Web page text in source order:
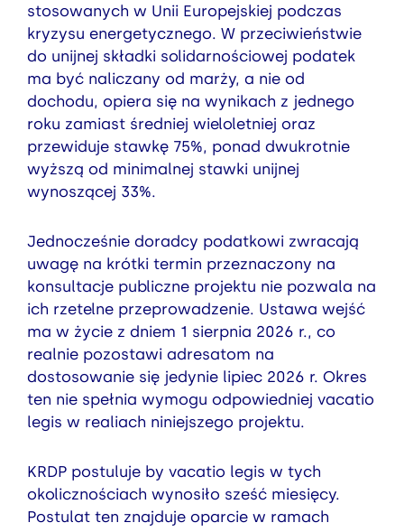
stosowanych w Unii Europejskiej podczas
kryzysu energetycznego. W przeciwieństwie
do unijnej składki solidarnościowej podatek
ma być naliczany od marży, a nie od
dochodu, opiera się na wynikach z jednego
roku zamiast średniej wieloletniej oraz
przewiduje stawkę 75%, ponad dwukrotnie
wyższą od minimalnej stawki unijnej
wynoszącej 33%.
Jednocześnie doradcy podatkowi zwracają
uwagę na krótki termin przeznaczony na
konsultacje publiczne projektu nie pozwala na
ich rzetelne przeprowadzenie. Ustawa wejść
ma w życie z dniem 1 sierpnia 2026 r., co
realnie pozostawi adresatom na
dostosowanie się jedynie lipiec 2026 r. Okres
ten nie spełnia wymogu odpowiedniej vacatio
legis w realiach niniejszego projektu.
KRDP postuluje by vacatio legis w tych
okolicznościach wynosiło sześć miesięcy.
Postulat ten znajduje oparcie w ramach